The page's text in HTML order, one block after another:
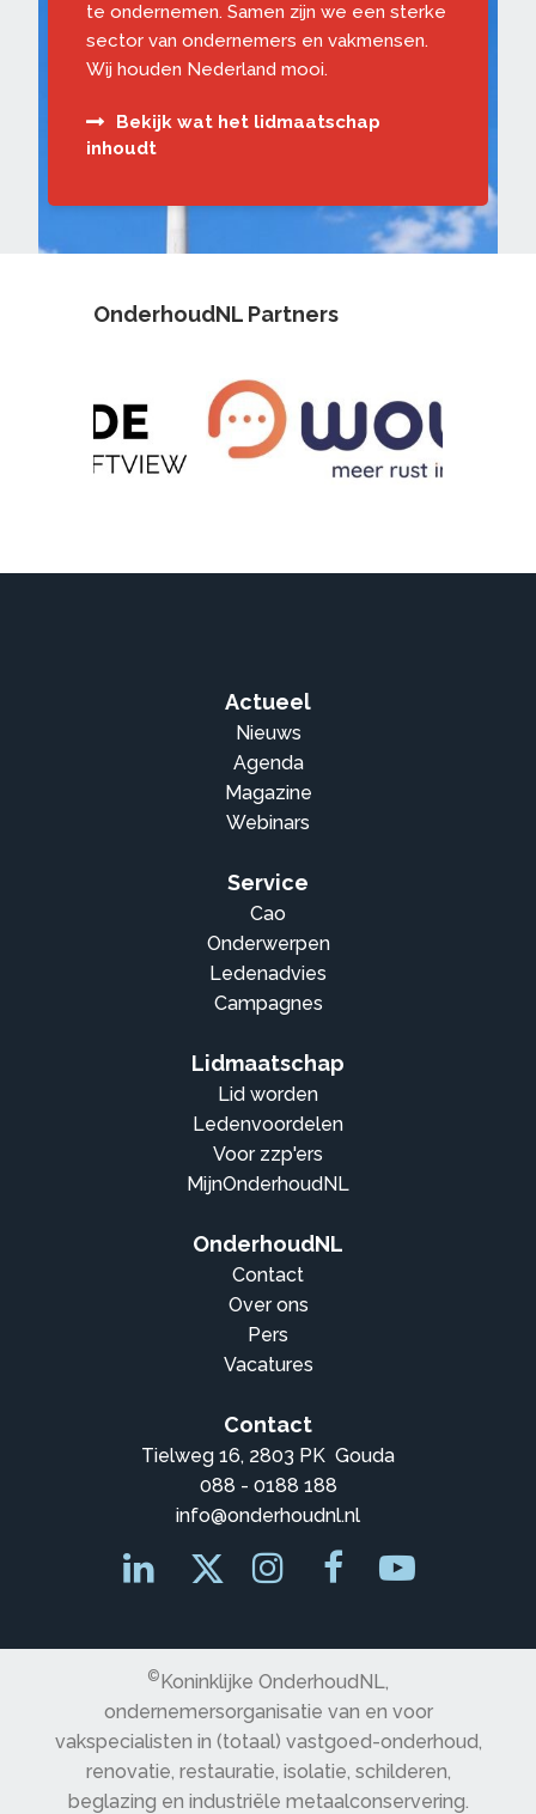
te ondernemen. Samen zijn we een sterke
sector van ondernemers en vakmensen.
Wij houden Nederland mooi.
Bekijk wat het lidmaatschap
inhoudt
OnderhoudNL Partners
Actueel
Nieuws
Agenda
Magazine
Webinars
Service
Cao
Onderwerpen
Ledenadvies
Campagnes
Lidmaatschap
Lid worden
Ledenvoordelen
Voor zzp'ers
MijnOnderhoudNL
OnderhoudNL
Contact
Over ons
Pers
Vacatures
Contact
Tielweg 16, 2803 PK Gouda
088 - 0188 188
info@onderhoudnl.nl
©Koninklijke OnderhoudNL,
ondernemersorganisatie van en voor
vakspecialisten in (totaal) vastgoed-onderhoud,
renovatie, restauratie, isolatie, schilderen,
beglazing en industriële metaalconservering.